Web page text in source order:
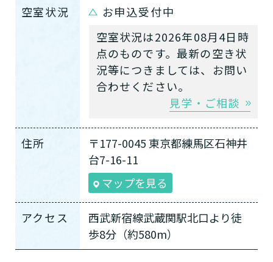
空室状況
お申込受付中
空室状況は2026年08月4日時
点のものです。最新の空き状
況等につきましては、お問い
合わせください。
見学・ご相談
住所
〒177-0045 東京都練馬区石神井
台7-16-11
マップを見る
アクセス
西武新宿線武蔵関駅北口より徒
歩8分（約580m）